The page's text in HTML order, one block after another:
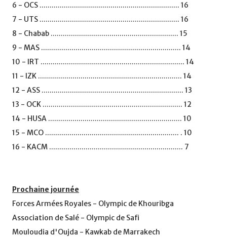
6 - OCS ..................................................................... 16
7 - UTS ..................................................................... 16
8 - Chabab ............................................................... 15
9 - MAS ..................................................................... 14
10 - IRT ....................................................................... 14
11 - IZK ....................................................................... 14
12 - ASS ...................................................................... 13
13 - OCK ..................................................................... 12
14 - HUSA .................................................................. 10
15 - MCO .................................................................. . 10
16 - KACM .................................................................. 7
Prochaine journée
Forces Armées Royales - Olympic de Khouribga
Association de Salé - Olympic de Safi
Mouloudia d'Oujda - Kawkab de Marrakech